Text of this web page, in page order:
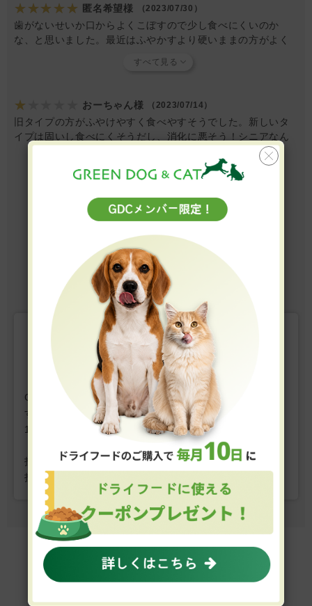
★★★★★ 匿名希望様 （2023/07/30）
歯がないせいか口からよくこぼすので少し食べにくいのか
な、と思いました。最近はふやかすより硬いままの方がよく
★★★★★ おーちゃん様 （2023/07/14）
旧タイプの方がふやけやすく食べやすそうでした。新しいタ
イプは固いし食べにくそうだし、消化に悪そう！シニアなん
だから、旧タイプの方が適していると思うし、固いし小さい
から砕き難いし残念です。旧タイプに戻して欲しいです。
レビューをもっと見る
25-30 / 全81件
3 4 5
レビューを書く
GREEN DOG & CATではお客様の声を募集しておりま
す。
1件の投稿につき、GDCポイントを10ポイントプレゼン
投稿にはお客様登録が必要です。ぜひマイページからご
投稿ください。
フードの高評価商品ランキング